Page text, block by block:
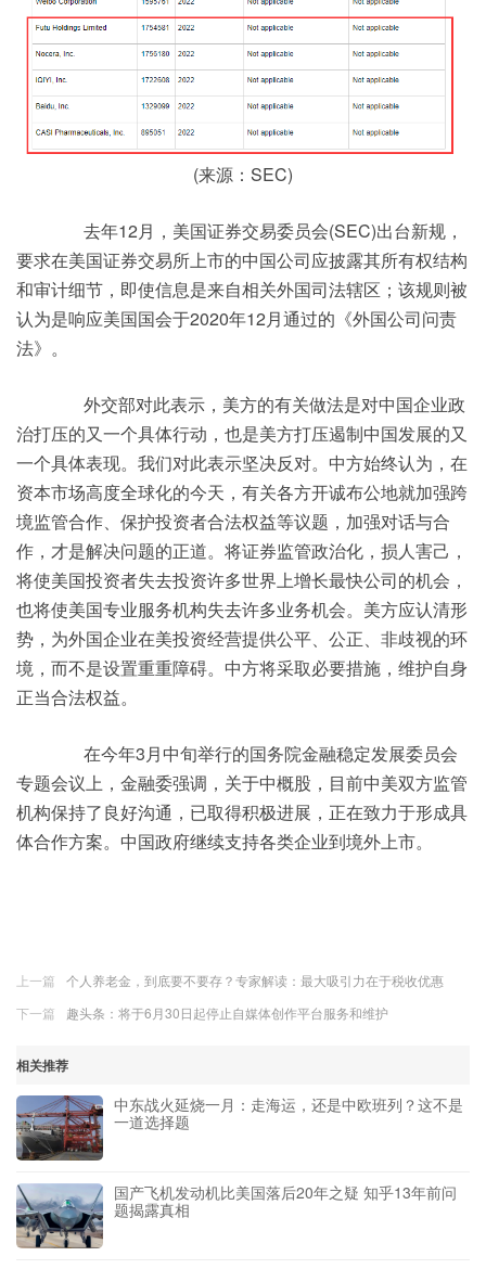
(来源：SEC)
去年12月，美国证券交易委员会(SEC)出台新规，
要求在美国证券交易所上市的中国公司应披露其所有权结构
和审计细节，即使信息是来自相关外国司法辖区；该规则被
认为是响应美国国会于2020年12月通过的《外国公司问责
法》。
外交部对此表示，美方的有关做法是对中国企业政
治打压的又一个具体行动，也是美方打压遏制中国发展的又
一个具体表现。我们对此表示坚决反对。中方始终认为，在
资本市场高度全球化的今天，有关各方开诚布公地就加强跨
境监管合作、保护投资者合法权益等议题，加强对话与合
作，才是解决问题的正道。将证券监管政治化，损人害己，
将使美国投资者失去投资许多世界上增长最快公司的机会，
也将使美国专业服务机构失去许多业务机会。美方应认清形
势，为外国企业在美投资经营提供公平、公正、非歧视的环
境，而不是设置重重障碍。中方将采取必要措施，维护自身
正当合法权益。
在今年3月中旬举行的国务院金融稳定发展委员会
专题会议上，金融委强调，关于中概股，目前中美双方监管
机构保持了良好沟通，已取得积极进展，正在致力于形成具
体合作方案。中国政府继续支持各类企业到境外上市。
上一篇
个人养老金，到底要不要存？专家解读：最大吸引力在于税收优惠
下一篇
趣头条：将于6月30日起停止自媒体创作平台服务和维护
相关推荐
中东战火延烧一月：走海运，还是中欧班列？这不是
一道选择题
国产飞机发动机比美国落后20年之疑 知乎13年前问
题揭露真相